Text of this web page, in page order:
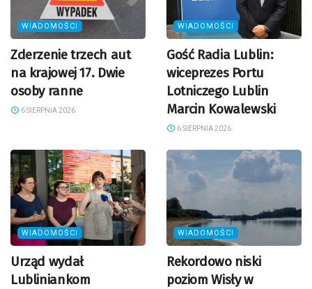
WIADOMOŚCI
Zderzenie trzech aut
na krajowej 17. Dwie
osoby ranne
6 SIERPNIA 2026
WIADOMOŚCI
Gość Radia Lublin:
wiceprezes Portu
Lotniczego Lublin
Marcin Kowalewski
6 SIERPNIA 2026
WIADOMOŚCI
Urząd wydał
Lubliniankom
WIADOMOŚCI
Rekordowo niski
poziom Wisły w